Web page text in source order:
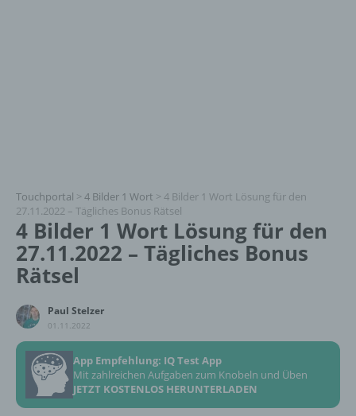
Touchportal > 4 Bilder 1 Wort > 4 Bilder 1 Wort Lösung für den
27.11.2022 – Tägliches Bonus Rätsel
4 Bilder 1 Wort Lösung für den
27.11.2022 – Tägliches Bonus
Rätsel
Paul Stelzer
01.11.2022
App Empfehlung: IQ Test App
Mit zahlreichen Aufgaben zum Knobeln und Üben
JETZT KOSTENLOS HERUNTERLADEN